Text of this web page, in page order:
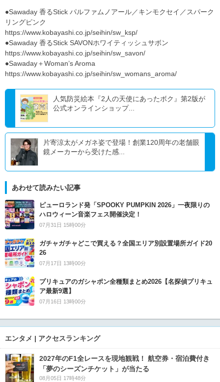
●Sawaday 香るStick パルファムノアール／キンモクセイ／スパーク
リングピンク
https://www.kobayashi.co.jp/seihin/sw_ksp/
●Sawaday 香るStick SAVONホワイティッシュサボン
https://www.kobayashi.co.jp/seihin/sw_savon/
●Sawaday＋Woman’s Aroma
https://www.kobayashi.co.jp/seihin/sw_womans_aroma/
人気防災絵本『2人の天使にあったボク』第2版が
公式オンラインショップ...
片寄涼太がメガネ姿で登場！創業120周年の老舗眼
鏡メーカーから受けた感...
あわせて読みたい記事
ピューロランド発「SPOOKY PUMPKIN 2026」一夜限りの
ハロウィーン音楽フェス開催決定！
07月31日 15時00分
ガチャガチャどこで買える？全国エリア別設置場所ガイド20
26
07月17日 13時00分
プリキュアのガシャポン全種類まとめ2026【名探偵プリキュ
ア最新9選】
07月16日 13時00分
エンタメ | アクセスランキング
2027年のF1全レースを現地観戦！ 航空券・宿泊費付き
「夢のシーズンチケット」が当たる
08月05日 17時48分